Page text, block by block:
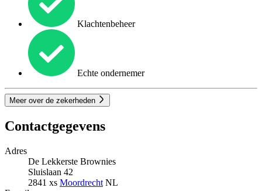
Klachtenbeheer
Echte ondernemer
Meer over de zekerheden
Contactgegevens
Adres
De Lekkerste Brownies
Sluislaan 42
2841 xs Moordrecht NL